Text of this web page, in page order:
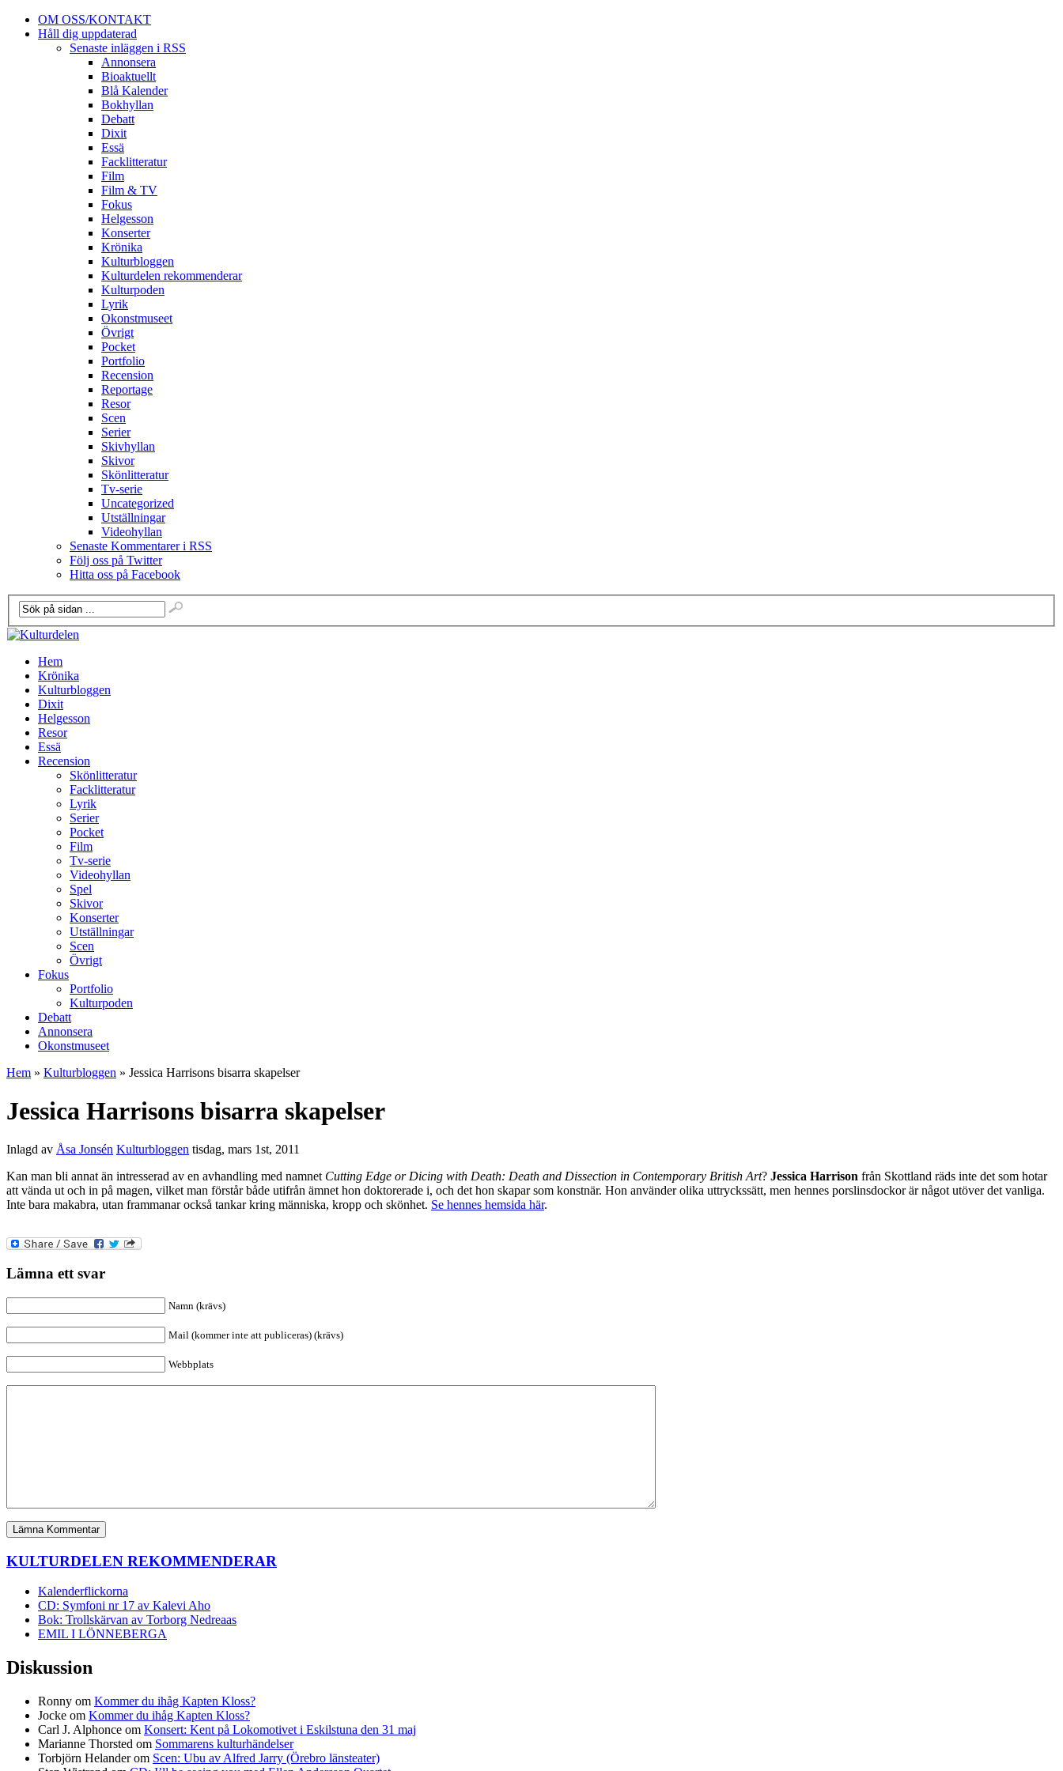
OM OSS/KONTAKT
Håll dig uppdaterad
Senaste inläggen i RSS
Annonsera
Bioaktuellt
Blå Kalender
Bokhyllan
Debatt
Dixit
Essä
Facklitteratur
Film
Film & TV
Fokus
Helgesson
Konserter
Krönika
Kulturbloggen
Kulturdelen rekommenderar
Kulturpoden
Lyrik
Okonstmuseet
Övrigt
Pocket
Portfolio
Recension
Reportage
Resor
Scen
Serier
Skivhyllan
Skivor
Skönlitteratur
Tv-serie
Uncategorized
Utställningar
Videohyllan
Senaste Kommentarer i RSS
Följ oss på Twitter
Hitta oss på Facebook
Hem
Krönika
Kulturbloggen
Dixit
Helgesson
Resor
Essä
Recension
Skönlitteratur
Facklitteratur
Lyrik
Serier
Pocket
Film
Tv-serie
Videohyllan
Spel
Skivor
Konserter
Utställningar
Scen
Övrigt
Fokus
Portfolio
Kulturpoden
Debatt
Annonsera
Okonstmuseet
Hem » Kulturbloggen » Jessica Harrisons bisarra skapelser
Jessica Harrisons bisarra skapelser
Inlagd av Åsa Jonsén Kulturbloggen tisdag, mars 1st, 2011
Kan man bli annat än intresserad av en avhandling med namnet Cutting Edge or Dicing with Death: Death and Dissection in Contemporary British Art? Jessica Harrison från Skottland räds inte det som hotar
att vända ut och in på magen, vilket man förstår både utifrån ämnet hon doktorerade i, och det hon skapar som konstnär. Hon använder olika uttryckssätt, men hennes porslinsdockor är något utöver det vanliga.
Inte bara makabra, utan frammanar också tankar kring människa, kropp och skönhet. Se hennes hemsida här.
Lämna ett svar
Namn (krävs)
Mail (kommer inte att publiceras) (krävs)
Webbplats
KULTURDELEN REKOMMENDERAR
Kalenderflickorna
CD: Symfoni nr 17 av Kalevi Aho
Bok: Trollskärvan av Torborg Nedreaas
EMIL I LÖNNEBERGA
Diskussion
Ronny om Kommer du ihåg Kapten Kloss?
Jocke om Kommer du ihåg Kapten Kloss?
Carl J. Alphonce om Konsert: Kent på Lokomotivet i Eskilstuna den 31 maj
Marianne Thorsted om Sommarens kulturhändelser
Torbjörn Helanderom Scen: Ubu av Alfred Jarry (Örebro länsteater)